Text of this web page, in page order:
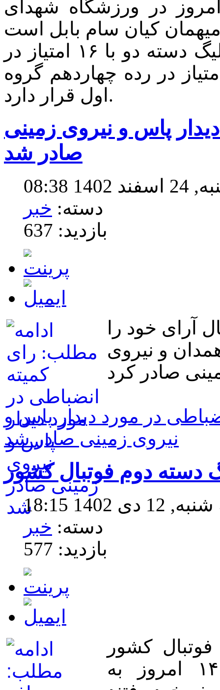
همدان هم از ساعت ۱۴ امروز در ورزشگاه شهدای
تیم پاس در پایان هفته دوازدهم لیگ دسته دو با ۱۶ امتیاز در
هفتم و کیان سام بابل با ۶ امتیاز در رده چهاردهم گروه
اول قرار دارد.
پاس و نیروی زمینی
صادر شد
08:38
دسته: خبر
بازدید: 637
آرای خود را
و نیروی
در مورد دیدار پاس و
نیروی زمینی صادر شد
دسته دوم فوتبال کشور
18:15
دسته: خبر
بازدید: 577
کشور
نمایندگان همدان، از ساعت ۱۴ امروز به